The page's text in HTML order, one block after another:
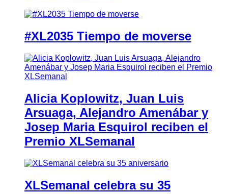
#XL2035 Tiempo de moverse
Alicia Koplowitz, Juan Luis
Arsuaga, Alejandro Amenábar y
Josep Maria Esquirol reciben el
Premio XLSemanal
XLSemanal celebra su 35